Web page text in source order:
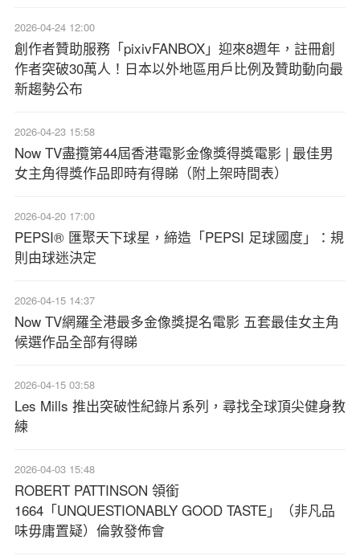
2026-04-24 12:00
創作者贊助服務「pixivFANBOX」迎來8週年，註冊創
作者突破30萬人！日本以外地區用戶比例及贊助動向最
新趨勢公布
2026-04-23 15:58
Now TV盡攬第44屆香港電影金像獎得獎電影 | 最佳男
女主角得獎作品即時有得睇（附上架時間表）
2026-04-20 17:00
PEPSI® 匯聚天下球星，締造「PEPSI 足球國度」：規
則由球迷決定
2026-04-15 14:37
Now TV網羅全港最多金像獎提名電影 五套最佳女主角
候選作品全部有得睇
2026-04-15 03:58
Les Mills 推出突破性紀錄片系列，尋找全球頂尖健身教
練
2026-04-03 15:48
ROBERT PATTINSON 領銜
1664「UNQUESTIONABLY GOOD TASTE」（非凡品
味毋庸置疑）倫敦發佈會